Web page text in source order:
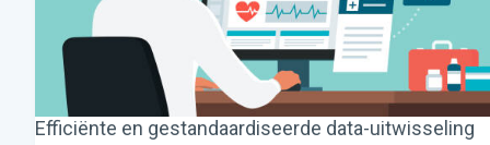
Efficiënte en gestandaardiseerde data-uitwisseling